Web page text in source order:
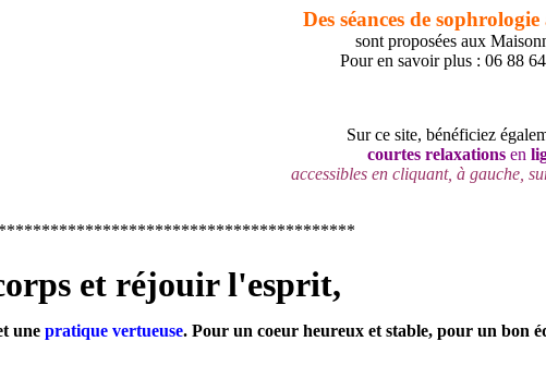
Des séances de
sont proposées aux
Pour en savoir plus : 06 88
Sur ce site, bénéficiez
courtes relaxations en
accessibles en cliquant, à gauche,
et réjouir l'esprit,
une pratique vertueuse. Pour un coeur heureux et stable, pour un bon